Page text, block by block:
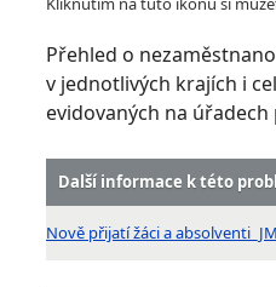
Přehled o
v jednotlivých krajích i
evidovaných na úřadech
Další informace k této
Nově přijatí žáci a